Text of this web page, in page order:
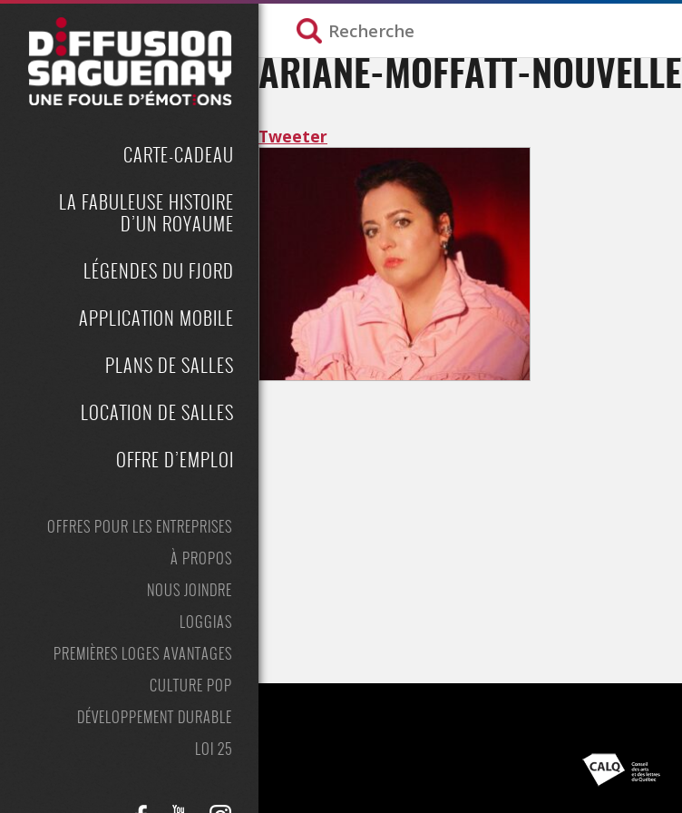
CARTE-CADEAU
LA FABULEUSE HISTOIRE
D’UN ROYAUME
LÉGENDES DU FJORD
APPLICATION MOBILE
PLANS DE SALLES
LOCATION DE SALLES
OFFRE D’EMPLOI
OFFRES POUR LES ENTREPRISES
À PROPOS
NOUS JOINDRE
LOGGIAS
PREMIÈRES LOGES AVANTAGES
CULTURE POP
DÉVELOPPEMENT DURABLE
LOI 25
ARIANE-MOFFATT-NOUVELLE
Tweeter